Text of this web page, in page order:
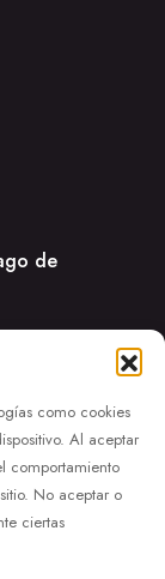
como cookies
Al aceptar
comportamiento
No aceptar o
ciertas
de